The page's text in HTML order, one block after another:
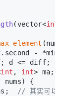
(vector<int
(nums.
-
d <= diff;
int , int> ma;
nums) {
// 其实可以